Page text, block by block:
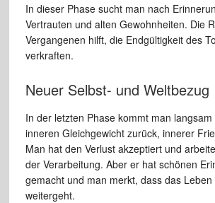
In dieser Phase sucht man nach
Vertrauten und alten Gewohnheiten. Die
Vergangenen hilft, die Endgültigkeit des
verkraften.
Neuer Selbst- und Weltbezug
In der letzten Phase kommt man langsam
inneren Gleichgewicht zurück, innerer
Man hat den Verlust akzeptiert und
der Verarbeitung. Aber er hat schönen
gemacht und man merkt, dass das
weitergeht.